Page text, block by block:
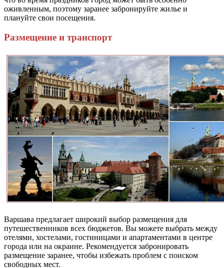
оживленным, поэтому заранее забронируйте жилье и
плануйте свои посещения.
Размещение и транспорт
Варшава предлагает широкий выбор размещения для
путешественников всех бюджетов. Вы можете выбрать между
отелями, хостелами, гостиницами и апартаментами в центре
города или на окраине. Рекомендуется забронировать
размещение заранее, чтобы избежать проблем с поиском
свободных мест.